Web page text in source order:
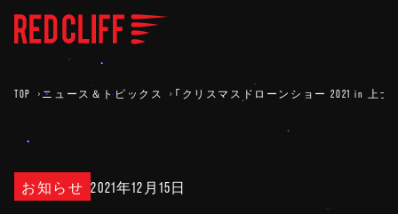
TOP ニュース＆トピックス 「クリスマスドローンショー 2021 in 上士
お知らせ 2021年12月15日